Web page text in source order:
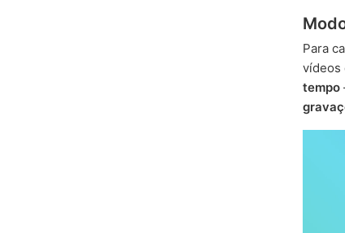
Para
vídeos
tempo